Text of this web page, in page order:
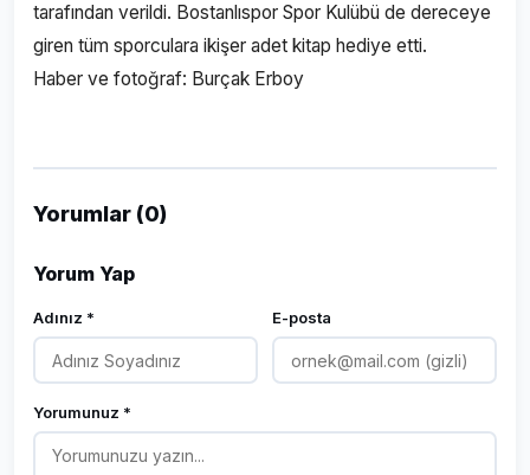
tarafından verildi. Bostanlıspor Spor Kulübü de dereceye
giren tüm sporculara ikişer adet kitap hediye etti.
Haber ve fotoğraf: Burçak Erboy
Yorumlar (0)
Yorum Yap
Adınız * E-posta
Yorumunuz *